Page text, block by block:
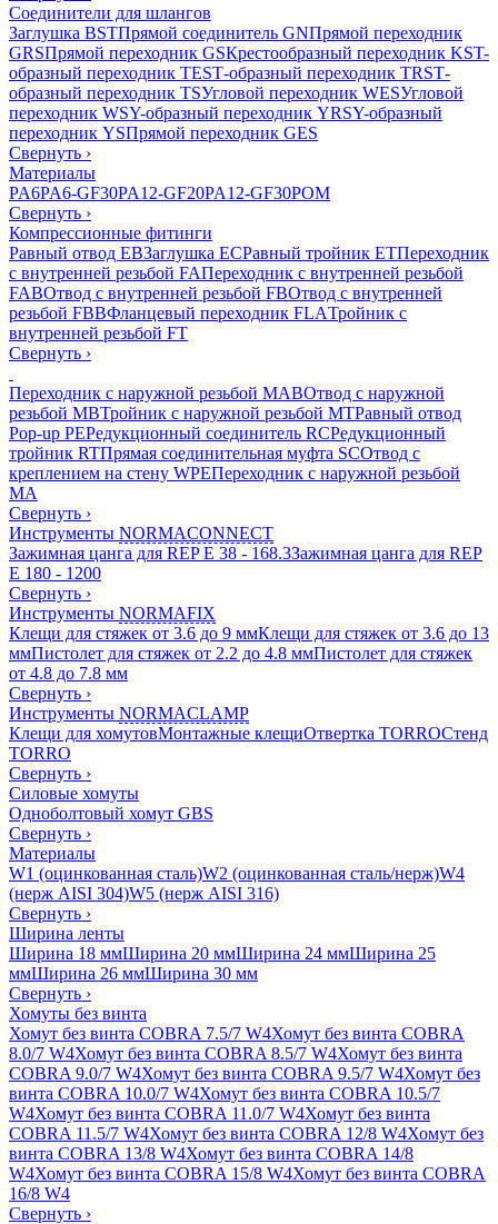
Соединители для шлангов
Заглушка BSTПрямой соединитель GNПрямой переходник
GRSПрямой переходник GSКрестообразный переходник KST-
образный переходник TESТ-образный переходник TRSТ-
образный переходник TSУгловой переходник WESУгловой
переходник WSY-образный переходник YRSY-образный
переходник YSПрямой переходник GES
Свернуть ›
Материалы
PA6PA6-GF30PA12-GF20PA12-GF30POM
Свернуть ›
Компрессионные фитинги
Равный отвод EBЗаглушка ECРавный тройник ETПереходник
с внутренней резьбой FAПереходник с внутренней резьбой
FABОтвод с внутренней резьбой FBОтвод с внутренней
резьбой FBBФланцевый переходник FLAТройник с
внутренней резьбой FT
Свернуть ›
Переходник с наружной резьбой MABОтвод с наружной
резьбой MBТройник с наружной резьбой MTРавный отвод
Pop-up PEРедукционный соединитель RCРедукционный
тройник RTПрямая соединительная муфта SCОтвод с
креплением на стену WPEПереходник с наружной резьбой
MA
Свернуть ›
Инструменты NORMACONNECT
Зажимная цанга для REP E 38 - 168.3Зажимная цанга для REP
E 180 - 1200
Свернуть ›
Инструменты NORMAFIX
Клещи для стяжек от 3.6 до 9 ммКлещи для стяжек от 3.6 до 13
ммПистолет для стяжек от 2.2 до 4.8 ммПистолет для стяжек
от 4.8 до 7.8 мм
Свернуть ›
Инструменты NORMACLAMP
Клещи для хомутовМонтажные клещиОтвертка TORROСтенд
TORRO
Свернуть ›
Силовые хомуты
Одноболтовый хомут GBS
Свернуть ›
Материалы
W1 (оцинкованная сталь)W2 (оцинкованная сталь/нерж)W4
(нерж AISI 304)W5 (нерж AISI 316)
Свернуть ›
Ширина ленты
Ширина 18 ммШирина 20 ммШирина 24 ммШирина 25
ммШирина 26 ммШирина 30 мм
Свернуть ›
Хомуты без винта
Хомут без винта COBRA 7.5/7 W4Хомут без винта COBRA
8.0/7 W4Хомут без винта COBRA 8.5/7 W4Хомут без винта
COBRA 9.0/7 W4Хомут без винта COBRA 9.5/7 W4Хомут без
винта COBRA 10.0/7 W4Хомут без винта COBRA 10.5/7
W4Хомут без винта COBRA 11.0/7 W4Хомут без винта
COBRA 11.5/7 W4Хомут без винта COBRA 12/8 W4Хомут без
винта COBRA 13/8 W4Хомут без винта COBRA 14/8
W4Хомут без винта COBRA 15/8 W4Хомут без винта COBRA
16/8 W4
Свернуть ›